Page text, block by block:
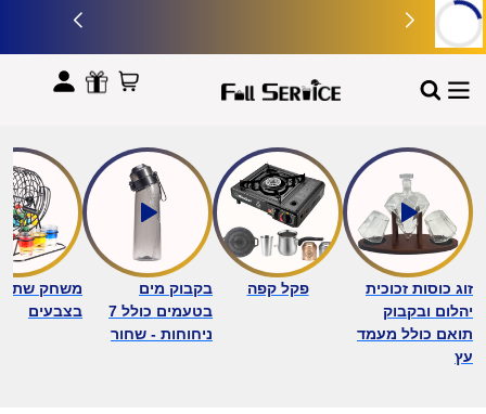
לתוכן
זוג כוסות זכוכית
יהלום ובקבוק
תואם כולל מעמד
עץ
פקל קפה
בקבוק מים
בטעמים כולל 7
ניחוחות - שחור
משחק שתייה
בצבעים